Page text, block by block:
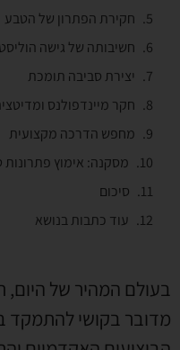
חקירת הפתרון של הטבע
חשיבותה של גישה
יצירת סביבה תומכת
חקר מיינדפולנס
מחפש הדרכה מקצועית
מסקנה: אימוץ פתרונות
סיכום
עוד כתבות בנושא
בעולם המהיר של היום,
מדובר בקושי להתמקד